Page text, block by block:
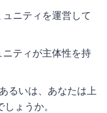
ュニティを運営して
ニティが主体性を持
るいは、あなたは上
ょうか。